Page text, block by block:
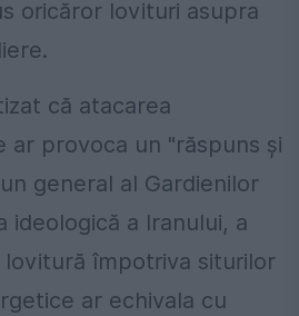
oricăror lovituri asupra
că atacarea
ar provoca un "răspuns și
general al Gardienilor
ideologică a Iranului, a
împotriva siturilor
ar echivala cu